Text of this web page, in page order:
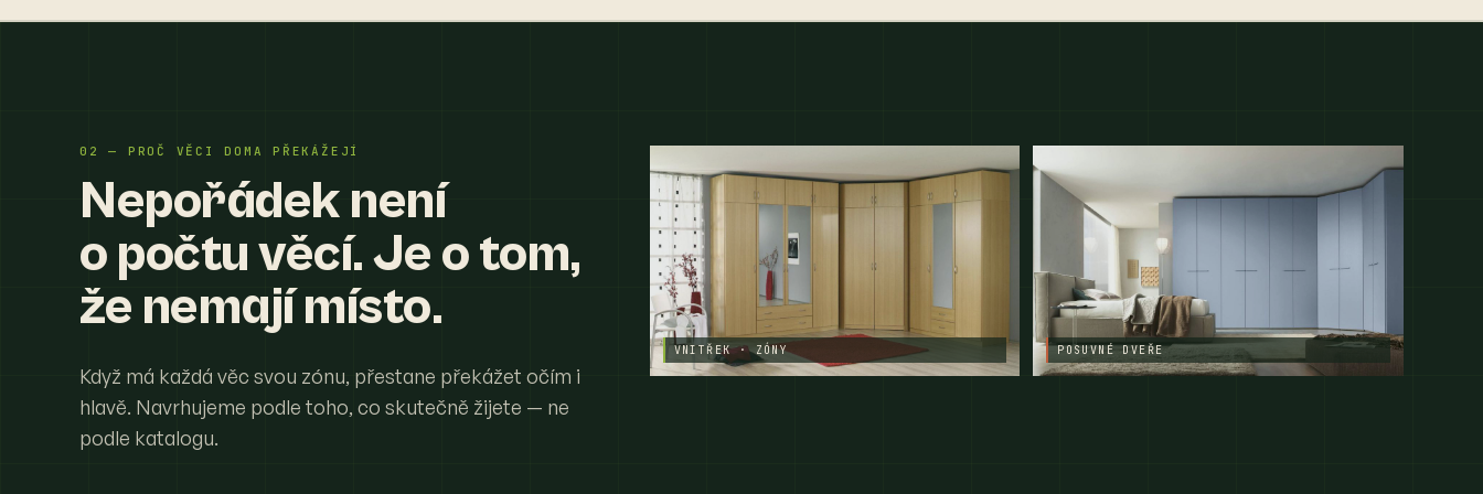
02 — PROČ VĚCI DOMA PŘEKÁŽEJÍ
Nepořádek není
o počtu věcí. Je o tom,
že nemají místo.
Když má každá věc svou zónu, přestane překážet očím i
hlavě. Navrhujeme podle toho, co skutečně žijete — ne
podle katalogu.
VNITŘEK · ZÓNY POSUVNÉ DVEŘE